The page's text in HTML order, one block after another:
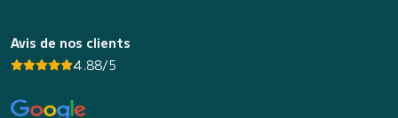
Avis de nos clients
4.88/5